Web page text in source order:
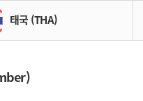
태국 (THA)